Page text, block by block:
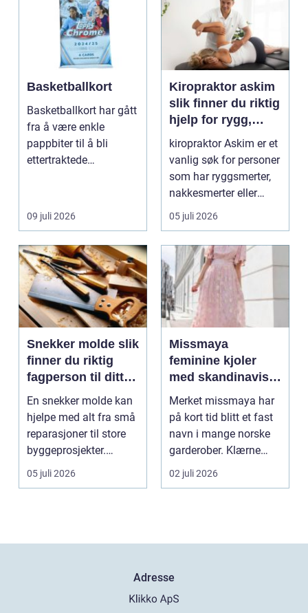
Basketballkort
Basketballkort har gått
fra å være enkle
pappbiter til å bli
ettertraktede
09 juli 2026
Kiropraktor askim
slik finner du riktig
hjelp for rygg,
nakke og ledd
kiropraktor Askim er et
vanlig søk for personer
som har ryggsmerter,
nakkesmerter eller
andre muskel...
05 juli 2026
Snekker molde slik
finner du riktig
fagperson til ditt
prosjekt
En snekker molde kan
hjelpe med alt fra små
reparasjoner til store
byggeprosjekter.
Mange trenger hj...
05 juli 2026
Missmaya
feminine kjoler
med skandinavisk
eleganse
Merket missmaya har
på kort tid blitt et fast
navn i mange norske
garderober. Klærne
skiller seg ut ...
02 juli 2026
Adresse